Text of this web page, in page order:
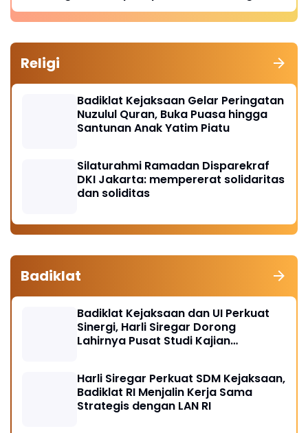
300
Religi
Badiklat Kejaksaan Gelar Peringatan
Nuzulul Quran, Buka Puasa hingga
Santunan Anak Yatim Piatu
Silaturahmi Ramadan Disparekraf
DKI Jakarta: mempererat solidaritas
dan soliditas
Badiklat
Badiklat Kejaksaan dan UI Perkuat
Sinergi, Harli Siregar Dorong
Lahirnya Pusat Studi Kajian
Harli Siregar Perkuat SDM Kejaksaan,
Badiklat RI Menjalin Kerja Sama
Strategis dengan LAN RI